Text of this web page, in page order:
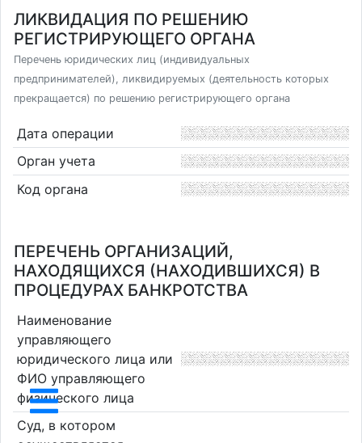
ЛИКВИДАЦИЯ ПО РЕШЕНИЮ
РЕГИСТРИРУЮЩЕГО ОРГАНА
Перечень юридических лиц (индивидуальных
предпринимателей), ликвидируемых (деятельность которых
прекращается) по решению регистрирующего органа
Дата операции
Орган учета
Код органа
ПЕРЕЧЕНЬ ОРГАНИЗАЦИЙ,
НАХОДЯЩИХСЯ (НАХОДИВШИХСЯ) В
ПРОЦЕДУРАХ БАНКРОТСТВА
Наименование
управляющего
юридического лица или
ФИО управляющего
физического лица
Суд, в котором